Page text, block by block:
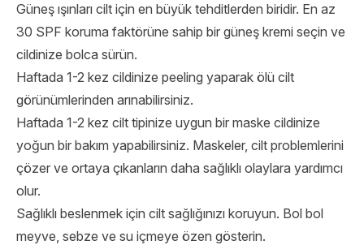
Güneş ışınları cilt için en büyük tehditlerden biridir. En az
30 SPF koruma faktörüne sahip bir güneş kremi seçin ve
cildinize bolca sürün.
Haftada 1-2 kez cildinize peeling yaparak ölü cilt
görünümlerinden arınabilirsiniz.
Haftada 1-2 kez cilt tipinize uygun bir maske cildinize
yoğun bir bakım yapabilirsiniz. Maskeler, cilt problemlerini
çözer ve ortaya çıkanların daha sağlıklı olaylara yardımcı
olur.
Sağlıklı beslenmek için cilt sağlığınızı koruyun. Bol bol
meyve, sebze ve su içmeye özen gösterin.